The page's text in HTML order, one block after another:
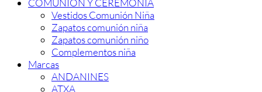
Vestidos Comunión Niña
Zapatos comunión niña
Zapatos comunión niño
Complementos niña
Marcas
ANDANINES
ATXA